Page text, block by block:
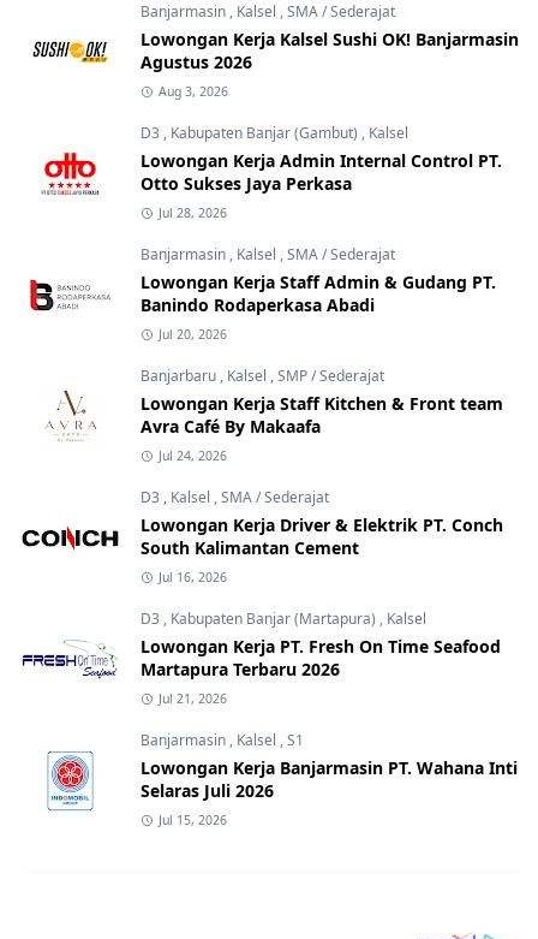
Banjarmasin , Kalsel ,SMA / Sederajat
Lowongan Kerja Kalsel Sushi OK! Banjarmasin
Agustus 2026
Aug 3, 2026
D3 , Kabupaten Banjar (Gambut) , Kalsel
Lowongan Kerja Admin Internal Control PT.
Otto Sukses Jaya Perkasa
Jul 28, 2026
Banjarmasin , Kalsel ,SMA / Sederajat
Lowongan Kerja Staff Admin & Gudang PT.
Banindo Rodaperkasa Abadi
Jul 20, 2026
Banjarbaru , Kalsel ,SMP / Sederajat
Lowongan Kerja Staff Kitchen & Front team
Avra Café By Makaafa
Jul 24, 2026
D3 , Kalsel ,SMA / Sederajat
Lowongan Kerja Driver & Elektrik PT. Conch
South Kalimantan Cement
Jul 16, 2026
D3 , Kabupaten Banjar (Martapura) , Kalsel
Lowongan Kerja PT. Fresh On Time Seafood
Martapura Terbaru 2026
Jul 21, 2026
Banjarmasin , Kalsel ,S1
Lowongan Kerja Banjarmasin PT. Wahana Inti
Selaras Juli 2026
Jul 15, 2026